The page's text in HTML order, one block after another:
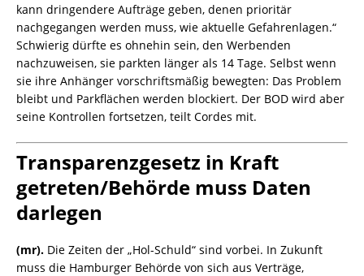
kann dringendere Aufträge geben, denen prioritär
nachgegangen werden muss, wie aktuelle Gefahrenlagen.“
Schwierig dürfte es ohnehin sein, den Werbenden
nachzuweisen, sie parkten länger als 14 Tage. Selbst wenn
sie ihre Anhänger vorschriftsmäßig bewegten: Das Problem
bleibt und Parkflächen werden blockiert. Der BOD wird aber
seine Kontrollen fortsetzen, teilt Cordes mit.
Transparenzgesetz in Kraft
getreten/Behörde muss Daten
darlegen
(mr). Die Zeiten der „Hol-Schuld“ sind vorbei. In Zukunft
muss die Hamburger Behörde von sich aus Verträge,